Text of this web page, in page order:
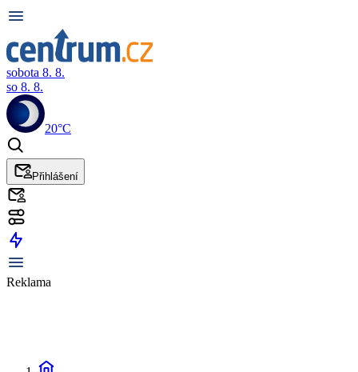
sobota 8. 8.
so 8. 8.
20°C
Přihlášení
Reklama